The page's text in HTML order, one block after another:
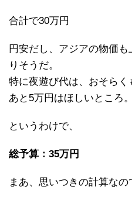
合計で30万円
円安だし、アジアの物価
りそうだ。
特に夜遊び代は、おそらく
あと5万円はほしいところ。
というわけで、
総予算：35万円
まあ、思いつきの計算なの